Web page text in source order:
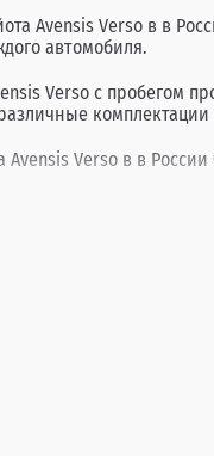
Avensis Verso в в
автомобиля.
Verso с пробегом
Avensis Verso в в